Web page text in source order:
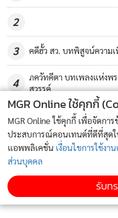
ตามมาตรฐานระบบการจัดการ
เกษตรที่ดี โดยกรมวิชาการเกษตร
“ในทุกๆ ขั้นตอนของการปลูกเร
คัดสรรเมล็ดพันธุ์ การเพาะเมล็ด
เก็บเกี่ยวผลผลิต และยังมีการท
อันตรายต่อผู้บริโภคอีกด้วย” นฤภั
กระแสรักษ์สุขภาพได้กลายเป็นโ
ผู้ประกอบการแต่ละรายมากขึ้น
การดูแลสุขภาพ และขณะเดียวกั
มูลค่าเพิ่มให้กับผู้ประกอบการได้อ
ตลอดระยะเวลาที่ผ่านมา กระบ
ควบคุมผลิตภัณฑ์ ที่ระบุว่าเป็นผ
2
3 คดีฮั้ว สว. บทพิสูจน์ความเ
4
ภควัทคีตา บทเพลงแห่งพ
สวรรค์
ข่าวอื่นใ
MGR Online ใช้คุกกี้
MGR Online ใช้คุกกี้ เพื่อจัดก
ประสบการณ์คอนเทนต์ที่ดีที่สุด
แอพพลิเคชั่น เงื่อนไขการใช้งา
ส่วนบุคคล
รับท